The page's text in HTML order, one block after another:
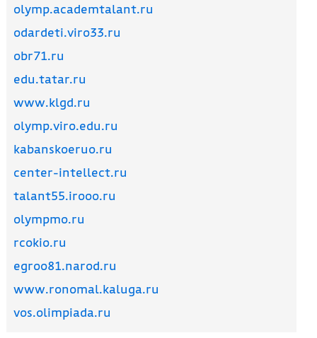
olymp.academtalant.ru
odardeti.viro33.ru
obr71.ru
edu.tatar.ru
www.klgd.ru
olymp.viro.edu.ru
kabanskoeruo.ru
center-intellect.ru
talant55.irooo.ru
olympmo.ru
rcokio.ru
egroo81.narod.ru
www.ronomal.kaluga.ru
vos.olimpiada.ru